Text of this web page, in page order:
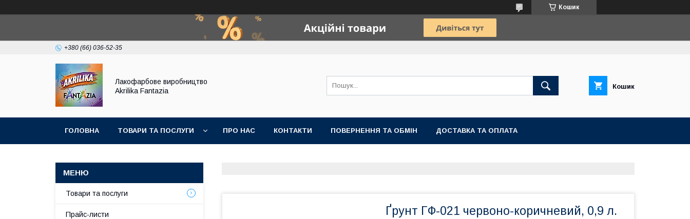
Кошик
+380 (66) 036-52-35
Лакофарбове виробництво
Akrilika Fantazia
Кошик
ГОЛОВНА ТОВАРИ ТА ПОСЛУГИ ПРО НАС КОНТАКТИ ПОВЕРНЕННЯ ТА ОБМІН ДОСТАВКА ТА ОПЛАТА
Ґрунт ГФ-021 червоно-коричневий, 0,9 л.
Товари та послуги
Прайс-листи